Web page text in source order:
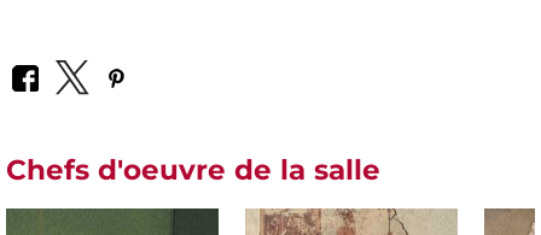
Chefs d'oeuvre de la salle